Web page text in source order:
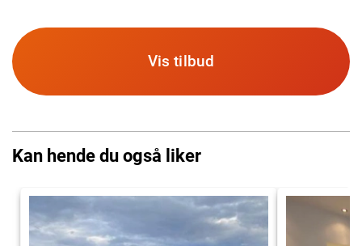
Vis tilbud
Kan hende du også liker